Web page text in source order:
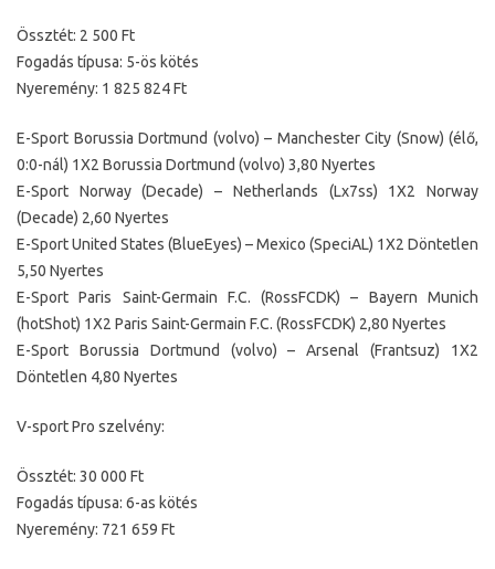
Össztét: 2 500 Ft
Fogadás típusa: 5-ös kötés
Nyeremény: 1 825 824 Ft
E-Sport Borussia Dortmund (volvo) – Manchester City (Snow) (élő,
0:0-nál) 1X2 Borussia Dortmund (volvo) 3,80 Nyertes
E-Sport Norway (Decade) – Netherlands (Lx7ss) 1X2 Norway
(Decade) 2,60 Nyertes
E-Sport United States (BlueEyes) – Mexico (SpeciAL) 1X2 Döntetlen
5,50 Nyertes
E-Sport Paris Saint-Germain F.C. (RossFCDK) – Bayern Munich
(hotShot) 1X2 Paris Saint-Germain F.C. (RossFCDK) 2,80 Nyertes
E-Sport Borussia Dortmund (volvo) – Arsenal (Frantsuz) 1X2
Döntetlen 4,80 Nyertes
V-sport Pro szelvény:
Össztét: 30 000 Ft
Fogadás típusa: 6-as kötés
Nyeremény: 721 659 Ft